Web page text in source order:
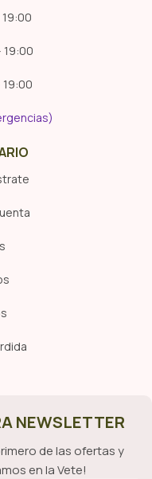
19:00
19:00
19:00
NEWSLETTER
de las ofertas y
en la Vete!